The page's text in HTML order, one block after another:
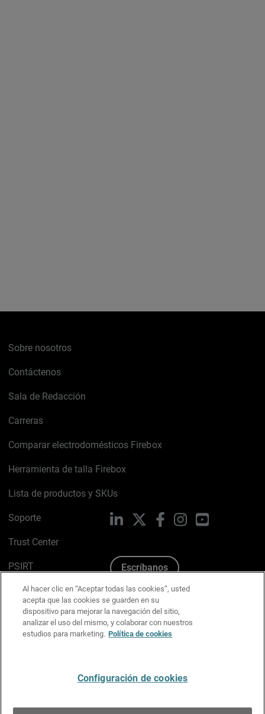
Sobre nosotros
Contáctenos
Sala de Redacción
Carreras
Comparar electrodomésticos Firebox
Herramienta de talla Firebox
Lista de productos y SKUs
Soporte
Trust Center
PSIRT
Política de cookies
Política de privacidad
Kit de medios y marca
LinkedIn FacebookInstagramYouTube
Escríbanos
Al hacer clic en “Aceptar todas las cookies”, usted
acepta que las cookies se guarden en su
dispositivo para mejorar la navegación del sitio,
analizar el uso del mismo, y colaborar con nuestros
estudios para marketing. Política de cookies
Configuración de cookies